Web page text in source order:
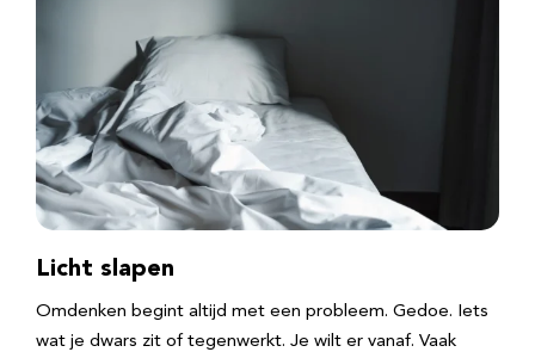
Licht slapen
Omdenken begint altijd met een probleem. Gedoe. Iets
wat je dwars zit of tegenwerkt. Je wilt er vanaf. Vaak